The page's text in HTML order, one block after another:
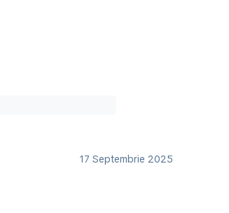
17 Septembrie 2025